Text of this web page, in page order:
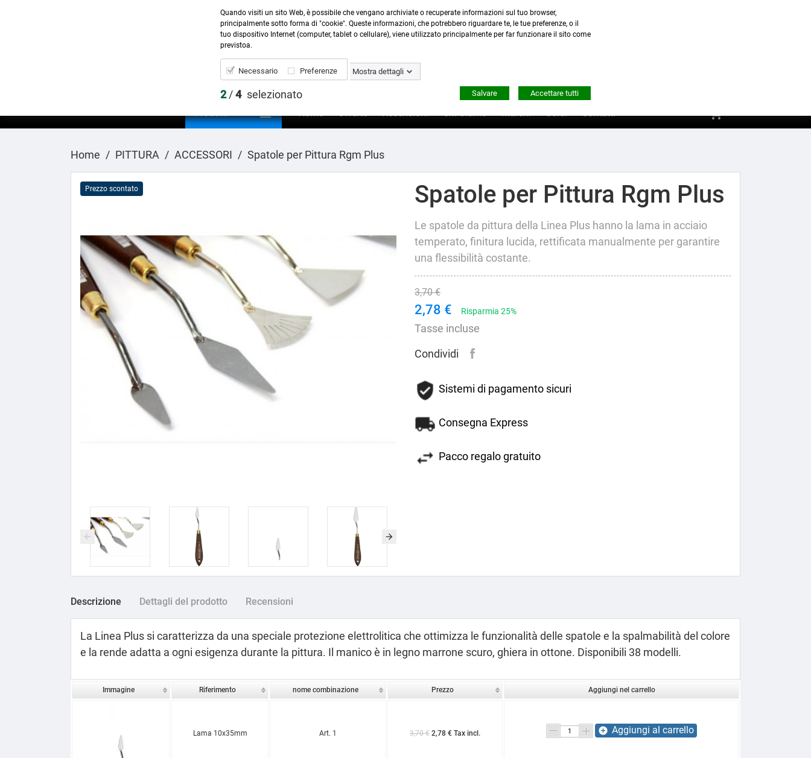
Contattaci:0423 22765- 345 8167305 -info@ardecora.it
Prodotti  Home Offerte Recensioni Chi Siamo Marchi Corsi Contatti shopping_cart
Home PITTURA ACCESSORI Spatole per Pittura Rgm Plus
Prezzo scontato Spatole per Pittura Rgm Plus
Le spatole da pittura della Linea Plus hanno la lama in acciaio
temperato, finitura lucida, rettificata manualmente per garantire
una flessibilità costante.
3,70 €
2,78 € Risparmia 25%
Tasse incluse
Condividi
Sistemi di pagamento sicuri
Consegna Express
Pacco regalo gratuito
Descrizione Dettagli del prodotto Recensioni
La Linea Plus si caratterizza da una speciale protezione elettrolitica che ottimizza le funzionalità delle spatole e la spalmabilità del colore
e la rende adatta a ogni esigenza durante la pittura. Il manico è in legno marrone scuro, ghiera in ottone. Disponibili 38 modelli.
Immagine Riferimento nome combinazione Prezzo Aggiungi nel carrello
Lama 10x35mm Art. 1 3,70 € 2,78 € Tax incl. add_circle Aggiungi al carrello
Quando visiti un sito Web, è possibile che vengano archiviate o recuperate informazioni sul tuo browser,
principalmente sotto forma di "cookie". Queste informazioni, che potrebbero riguardare te, le tue preferenze, o il
tuo dispositivo Internet (computer, tablet o cellulare), viene utilizzato principalmente per far funzionare il sito come
previstoa.
Necessario Preferenze Mostra dettagli
2/4 selezionato Accettare tutti
Salvare